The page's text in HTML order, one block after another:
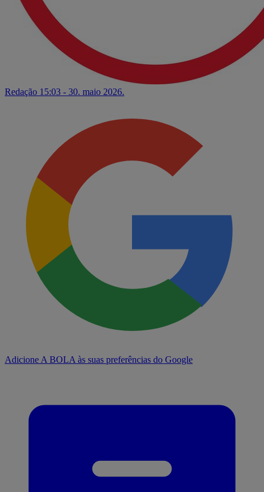
Redação 15:03 - 30. maio 2026.
Adicione A BOLA às suas preferências do Google